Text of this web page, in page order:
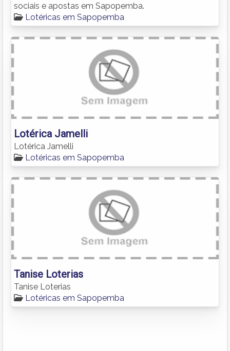
sociais e apostas em Sapopemba.
Lotéricas em Sapopemba
Lotérica Jamelli
Lotérica Jamelli
Lotéricas em Sapopemba
Tanise Loterias
Tanise Loterias
Lotéricas em Sapopemba